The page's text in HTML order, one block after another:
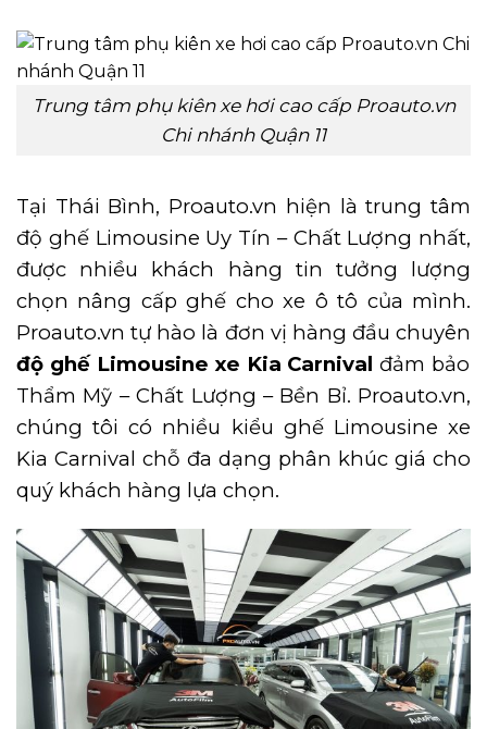
Trung tâm phụ kiên xe hơi cao cấp Proauto.vn
Chi nhánh Quận 11
Tại Thái Bình, Proauto.vn hiện là trung tâm
độ ghế Limousine Uy Tín – Chất Lượng nhất,
được nhiều khách hàng tin tưởng lượng
chọn nâng cấp ghế cho xe ô tô của mình.
Proauto.vn tự hào là đơn vị hàng đầu chuyên
độ ghế Limousine xe Kia Carnival đảm bảo
Thẩm Mỹ – Chất Lượng – Bền Bỉ. Proauto.vn,
chúng tôi có nhiều kiểu ghế Limousine xe
Kia Carnival chỗ đa dạng phân khúc giá cho
quý khách hàng lựa chọn.